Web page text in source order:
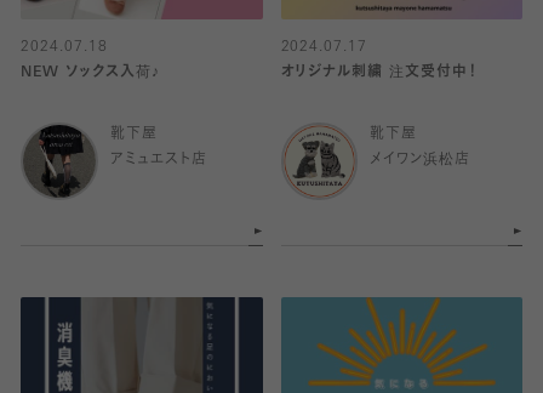
2024.07.18
NEW ソックス入荷♪
靴下屋
アミュエスト店
2024.07.17
オリジナル刺繍 注文受付中！
靴下屋
メイワン浜松店